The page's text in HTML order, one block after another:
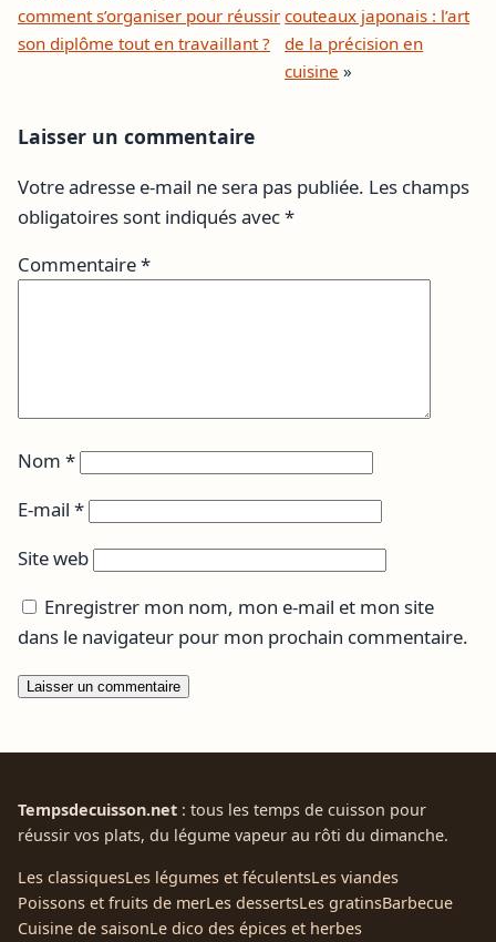
comment s’organiser pour réussir
son diplôme tout en travaillant ?
couteaux japonais : l’art
de la précision en
cuisine »
Laisser un commentaire
Votre adresse e-mail ne sera pas publiée. Les champs
obligatoires sont indiqués avec*
Commentaire*
Nom *
E-mail *
Site web
Enregistrer mon nom, mon e-mail et mon site
dans le navigateur pour mon prochain commentaire.
Tempsdecuisson.net : tous les temps de cuisson pour
réussir vos plats, du légume vapeur au rôti du dimanche.
Les classiquesLes légumes et féculentsLes viandes
Poissons et fruits de merLes dessertsLes gratinsBarbecue
Cuisine de saisonLe dico des épices et herbes